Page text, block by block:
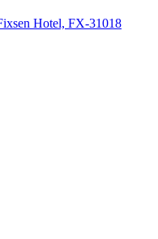
Hotel, FX-31018